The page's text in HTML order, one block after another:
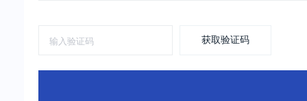
获取验证码